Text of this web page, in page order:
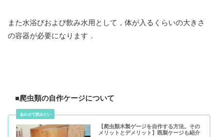
また水浴びおよび飲み水用として，体が入るくらいの大きさ
の容器が必要になります．
■爬虫類の自作ケージについて
【爬虫類木製ゲージを自作する方法。その
メリットとデメリット】既製ケージも紹介